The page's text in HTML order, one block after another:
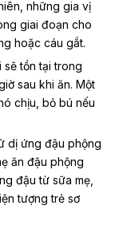
những gia vị
giai đoạn cho
hoặc cáu gắt.
sẽ tồn tại trong
sau khi ăn. Một
chịu, bỏ bú nếu
dị ứng đậu phộng
ăn đậu phộng
đậu từ sữa mẹ,
tượngtrẻ sơ